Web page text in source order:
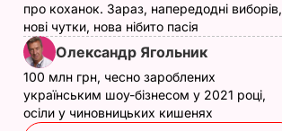
про коханок. Зараз, напередодні виборів,
нові чутки, нова нібито пасія
Олександр Ягольник
100 млн грн, чесно зароблених
українським шоу-бізнесом у 2021 році,
осіли у чиновницьких кишенях